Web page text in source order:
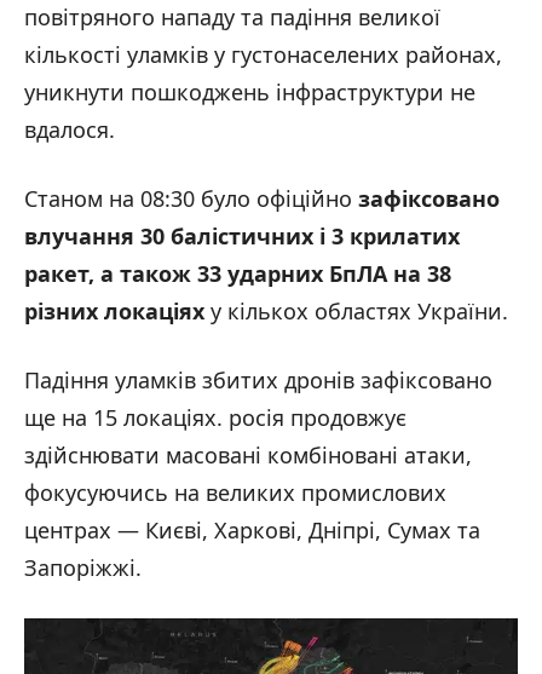
повітряного нападу та падіння великої
кількості уламків у густонаселених районах,
уникнути пошкоджень інфраструктури не
вдалося.
Станом на 08:30 було офіційно зафіксовано
влучання 30 балістичних і 3 крилатих
ракет, а також 33 ударних БпЛА на 38
різних локаціях у кількох областях України.
Падіння уламків збитих дронів зафіксовано
ще на 15 локаціях. росія продовжує
здійснювати масовані комбіновані атаки,
фокусуючись на великих промислових
центрах — Києві, Харкові, Дніпрі, Сумах та
Запоріжжі.